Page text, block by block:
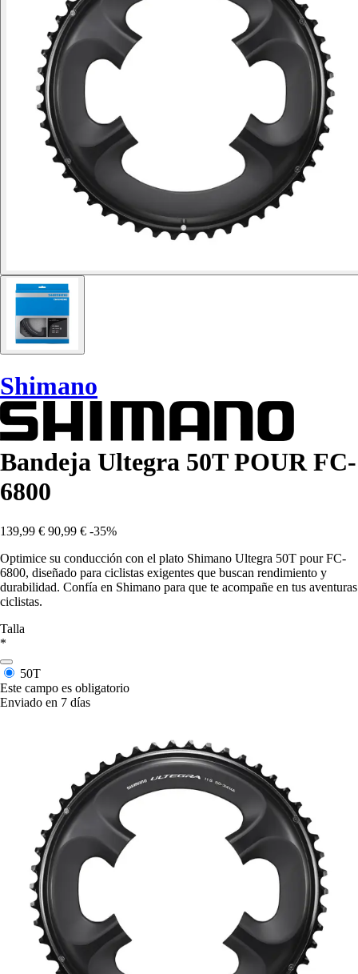
Shimano
Bandeja Ultegra 50T POUR FC-
6800
139,99 € 90,99 € -35%
Optimice su conducción con el plato Shimano Ultegra 50T pour FC-
6800, diseñado para ciclistas exigentes que buscan rendimiento y
durabilidad. Confía en Shimano para que te acompañe en tus aventuras
ciclistas.
Talla
*
50T
Este campo es obligatorio
Enviado en 7 días